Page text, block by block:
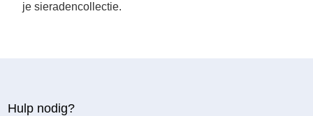
je sieradencollectie.
Hulp nodig?